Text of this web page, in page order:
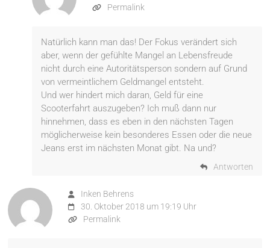
Permalink
Natürlich kann man das! Der Fokus verändert sich
aber, wenn der gefühlte Mangel an Lebensfreude
nicht durch eine Autoritätsperson sondern auf Grund
von vermeintlichem Geldmangel entsteht.
Und wer hindert mich daran, Geld für eine
Scooterfahrt auszugeben? Ich muß dann nur
hinnehmen, dass es eben in den nächsten Tagen
möglicherweise kein besonderes Essen oder die neue
Jeans erst im nächsten Monat gibt. Na und?
Antworten
Inken Behrens
30. Oktober 2018 um 19:19 Uhr
Permalink